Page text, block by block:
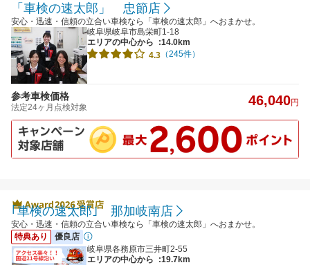
「車検の速太郎」 忠節店
安心・迅速・信頼の立合い車検なら「車検の速太郎」へおまかせ。
岐阜県岐阜市島栄町1-18
エリアの中心から
:14.0km
4.3 （245件）
参考車検価格
法定24ヶ月点検対象 46,040円
｢車検の速太郎｣ 那加岐南店
安心・迅速・信頼の立合い車検なら「車検の速太郎」へおまかせ。
特典あり
優良店
岐阜県各務原市三井町2-55
エリアの中心から
:19.7km